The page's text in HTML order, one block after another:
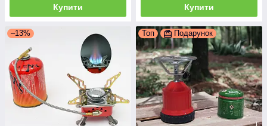
Купити Купити
–13% Топ Подарунок